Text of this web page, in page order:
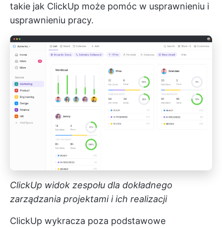
takie jak ClickUp może pomóc w usprawnieniu i
usprawnieniu pracy.
ClickUp widok zespołu dla dokładnego
zarządzania projektami i ich realizacji
ClickUp wykracza poza podstawowe